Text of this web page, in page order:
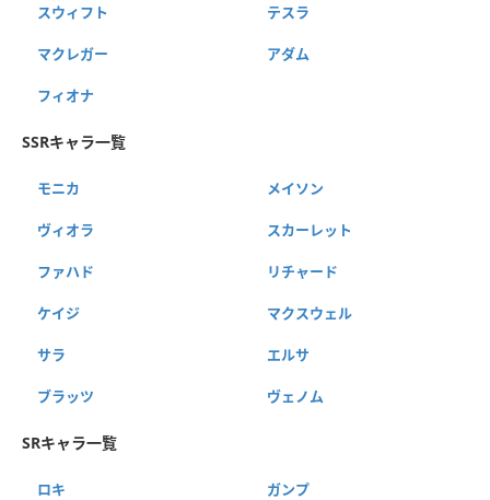
スウィフト テスラ
マクレガー アダム
フィオナ
SSRキャラ一覧
モニカ メイソン
ヴィオラ スカーレット
ファハド リチャード
ケイジ マクスウェル
サラ エルサ
ブラッツ ヴェノム
SRキャラ一覧
ロキ ガンプ